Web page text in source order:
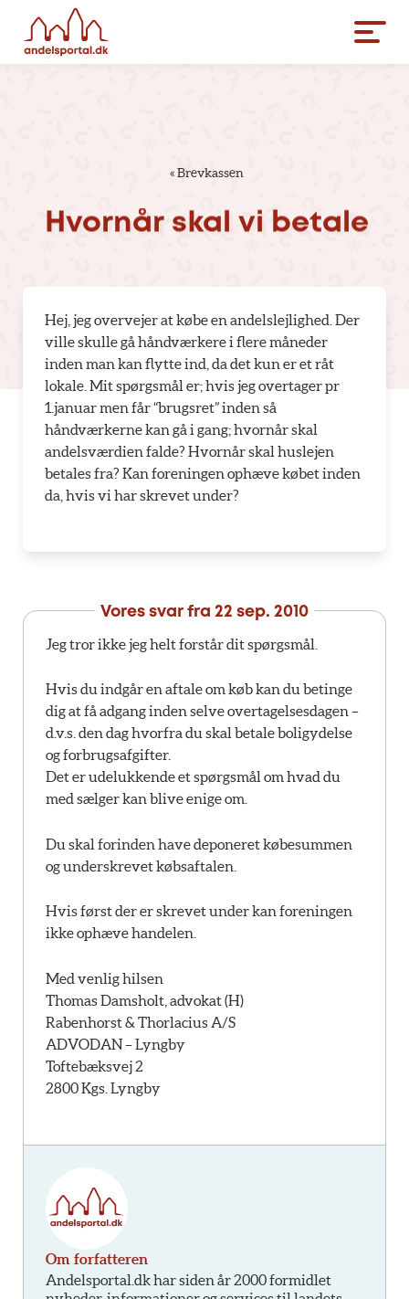
«Brevkassen
Hvornår skal vi betale
Hej, jeg overvejer at købe en andelslejlighed. Der
ville skulle gå håndværkere i flere måneder
inden man kan flytte ind, da det kun er et råt
lokale. Mit spørgsmål er; hvis jeg overtager pr
1.januar men får “brugsret” inden så
håndværkerne kan gå i gang; hvornår skal
andelsværdien falde? Hvornår skal huslejen
betales fra? Kan foreningen ophæve købet inden
da, hvis vi har skrevet under?
Vores svar fra 22 sep. 2010
Jeg tror ikke jeg helt forstår dit spørgsmål.
Hvis du indgår en aftale om køb kan du betinge
dig at få adgang inden selve overtagelsesdagen –
d.v.s. den dag hvorfra du skal betale boligydelse
og forbrugsafgifter.
Det er udelukkende et spørgsmål om hvad du
med sælger kan blive enige om.
Du skal forinden have deponeret købesummen
og underskrevet købsaftalen.
Hvis først der er skrevet under kan foreningen
ikke ophæve handelen.
Med venlig hilsen
Thomas Damsholt, advokat (H)
Rabenhorst & Thorlacius A/S
ADVODAN – Lyngby
Toftebæksvej 2
2800 Kgs. Lyngby
Om forfatteren
Andelsportal.dk har siden år 2000 formidlet